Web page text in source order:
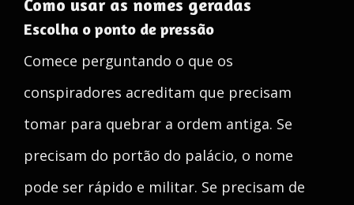
Como usar as nomes geradas
Escolha o ponto de pressão
Comece perguntando o que os
conspiradores acreditam que precisam
tomar para quebrar a ordem antiga. Se
precisam do portão do palácio, o nome
pode ser rápido e militar. Se precisam de